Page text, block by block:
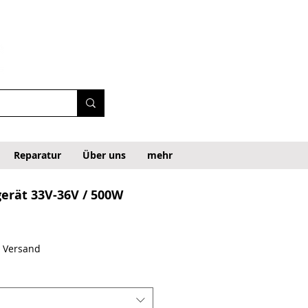
Reparatur Über uns mehr
33V-36V / 500W
Versand